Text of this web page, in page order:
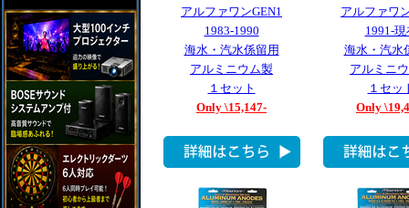
アルファワンGEN1
1983-1990
海水・汽水係留用
アルミニウム製
１セット
Only \15,147-
アルファワ
1991-現
海水・汽水
アルミニ
１セッ
Only